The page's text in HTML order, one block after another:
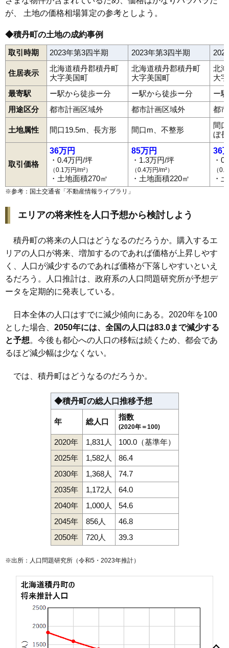
が、 土地の価格相場算定の参考としよう。
◆積丹町の土地の成約事例
取引時期 2023年第3四半期 2023年第3四半期
住居表示
北海道積丹郡積丹町
大字美国町
北海道積丹郡積丹町
大字美国町
北
大
最寄駅
ー駅から徒歩ー分 ー駅から徒歩ー分
ー
用途区分
都市計画区域外 都市計画区域外 都
土地属性 間口19.5m、長方形 間口m、不整形
間
ぼ
取引価格
36万円
・0.4万円/坪
（0.1万円/m²）
・土地面積270㎡
85万円
・1.3万円/坪
（0.4万円/m²）
・土地面積220㎡
36
・
（
・
※参考：国土交通省「不動産情報ライブラリ 」
エリアの将来性を人口予想から検討しよう
積丹町の将来の人口はどうなるのだろうか。購入するエ
リアの人口が将来、増加するのであれば価格が上昇しやす
く、人口が減少するのであれば価格が下落しやすいといえ
るだろう。人口推計は、政府系の人口問題研究所が予想デ
ータを定期的に発表している。
日本全体の人口はすでに減少傾向にある。2020年を100
とした場合、 2050年には、全国の人口は83.0まで減少する
と予想。今後も都心への人口の移転は続くため、都会であ
るほど減少幅は少なくない。
では、積丹町はどうなるのだろうか。
◆積丹町の総人口推移予想
年 総人口
指数
(2020年＝100)
2020年 1,831人
100.0（基準年）
2025年
1,582人
86.4
2030年
1,368人
74.7
2035年
1,172人
64.0
2040年
1,000人
54.6
2045年
856人
46.8
2050年
720人 39.3
※出所：人口問題研究所（令和5・2023年推計）